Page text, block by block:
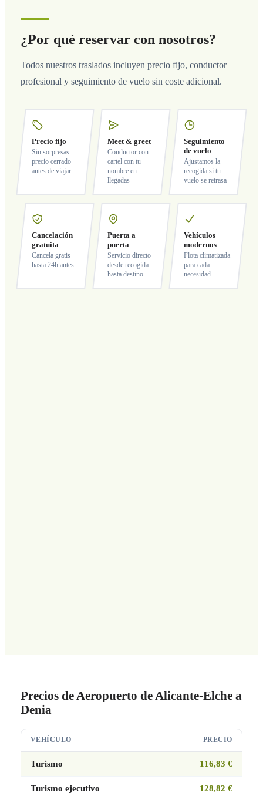
¿Por qué reservar con nosotros?
Todos nuestros traslados incluyen precio fijo, conductor
profesional y seguimiento de vuelo sin coste adicional.
Precio fijo
Sin sorpresas —
precio cerrado
antes de viajar
Meet & greet
Conductor con
cartel con tu
nombre en
llegadas
Seguimiento
de vuelo
Ajustamos la
recogida si tu
vuelo se retrasa
Cancelación
gratuita
Cancela gratis
hasta 24h antes
Puerta a
puerta
Servicio directo
desde recogida
hasta destino
Vehículos
modernos
Flota climatizada
para cada
necesidad
Precios de Aeropuerto de Alicante-Elche a
Denia
VEHÍCULO PRECIO
Turismo 116,83 €
Turismo ejecutivo 128,82 €